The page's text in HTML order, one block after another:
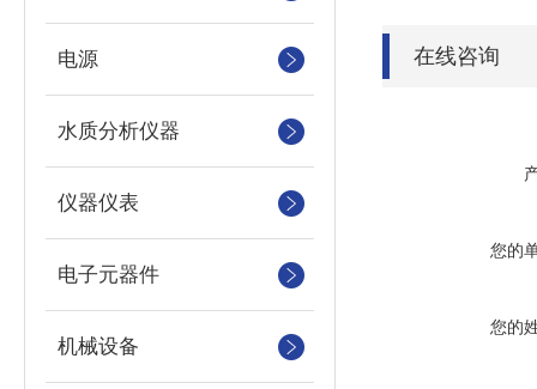
电源
水质分析仪器
仪器仪表
电子元器件
机械设备
在线咨询
您的
您的